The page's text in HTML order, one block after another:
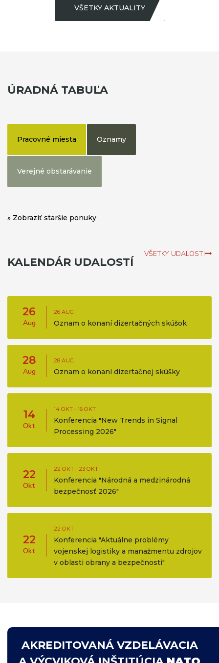
VŠETKY AKTUALITY
ÚRADNÁ TABUĽA
Pracovné miesta Oznamy
Verejné obstarávanie
» Zobraziť staršie ponuky
KALENDÁR UDALOSTÍ
VŠETKY UDALOSTI
26
Aug
26 AUG
Oznam o konaní dizertačných skúšok
28
Aug
28 AUG
Oznam o konaní dizertačnej skúšky
14
Okt
14 OKT - 16 OKT
Konferencia "New Trends in Signal
Processing 2026"
22
Okt
22 OKT - 23 OKT
Konferencia "Národná a medzinárodná
bezpečnosť 2026"
22
Okt
22 OKT
Konferencia "Aktuálne problémy
vojenskej logistiky a manažmentu zdrojov
v oblasti obrany a bezpečnosti"
AKREDITOVANÁ VZDELÁVACIA